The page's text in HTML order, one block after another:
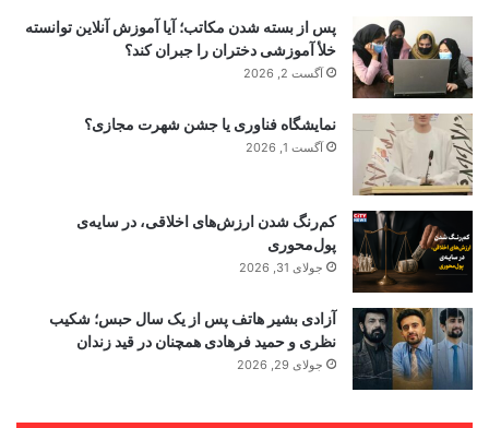
پس از بسته شدن مکاتب؛ آیا آموزش آنلاین توانسته
خلأ آموزشی دختران را جبران کند؟
آگست 2, 2026
نمایشگاه فناوری یا جشن شهرت مجازی؟
آگست 1, 2026
کم‌رنگ شدن ارزش‌های اخلاقی، در سایه‌ی
پول‌محوری
جولای 31, 2026
آزادی بشیر هاتف پس از یک سال حبس؛ شکیب
نظری و حمید فرهادی همچنان در قید زندان
جولای 29, 2026